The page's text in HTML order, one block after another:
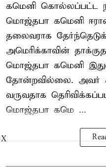
கமெனி கொல்லப்பட்ட
மொஜ்தபா கமெனி
தலைவராக
அமெரிக்காவின்
மொஜ்தபா கமெனி
தோன்றவில்லை. அவர்
வருவதாக
மொஜ்தபா கமெ ...
X